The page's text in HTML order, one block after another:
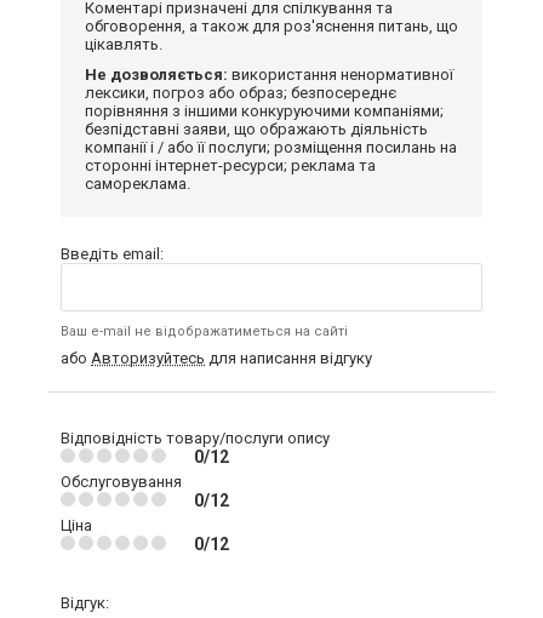
Коментарі призначені для спілкування та
обговорення, а також для роз'яснення питань, що
цікавлять.
Не дозволяється: використання ненормативної
лексики, погроз або образ; безпосереднє
порівняння з іншими конкуруючими компаніями;
безпідставні заяви, що ображають діяльність
компанії і / або її послуги; розміщення посилань на
сторонні інтернет-ресурси; реклама та
самореклама.
Введіть email:
Ваш e-mail не відображатиметься на сайті
або Авторизуйтесь для написання відгуку
Відповідність товару/послуги опису
0/12
Обслуговування
0/12
Ціна
0/12
Відгук: